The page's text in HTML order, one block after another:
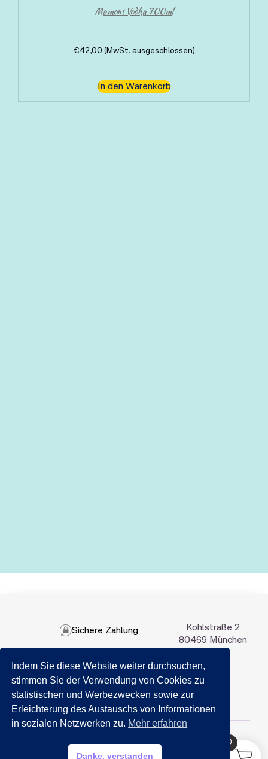
Mamont Vodka 700ml
€42,00 (MwSt. ausgeschlossen)
In den Warenkorb
0
Sichere Zahlung
Kohlstraße 2
80469 München
089 201 50 35
Email:info@getraenkemarkt-nida.com
HILFE?
Indem Sie diese Website weiter durchsuchen,
stimmen Sie der Verwendung von Cookies zu
statistischen und Werbezwecken sowie zur
Erleichterung des Austauschs von Informationen
in sozialen Netzwerken zu. Mehr erfahren
Danke, verstanden